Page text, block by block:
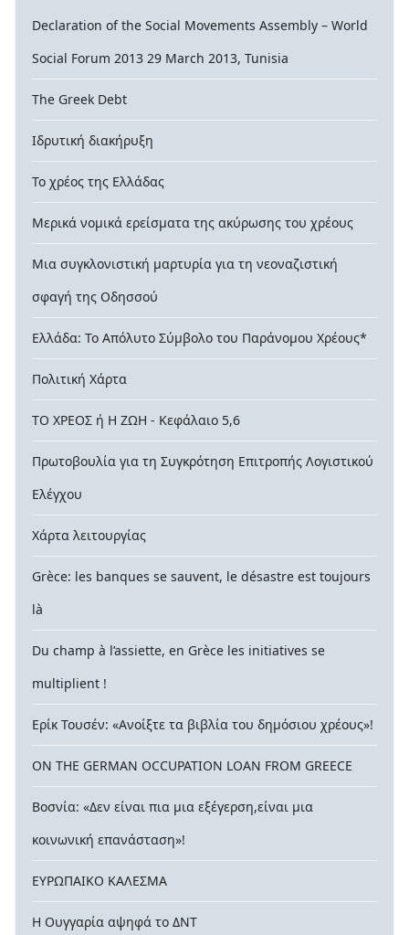
Declaration of the Social Movements Assembly – World
Social Forum 2013 29 March 2013, Tunisia
The Greek Debt
Ιδρυτική διακήρυξη
Το χρέος της Ελλάδας
Μερικά νομικά ερείσματα της ακύρωσης του χρέους
Μια συγκλονιστική μαρτυρία για τη νεοναζιστική
σφαγή της Οδησσού
Ελλάδα: Το Απόλυτο Σύμβολο του Παράνομου Χρέους*
Πολιτική Χάρτα
ΤΟ ΧΡΕΟΣ ή Η ΖΩΗ - Κεφάλαιο 5,6
Πρωτοβουλία για τη Συγκρότηση Επιτροπής Λογιστικού
Ελέγχου
Χάρτα λειτουργίας
Grèce: les banques se sauvent, le désastre est toujours
là
Du champ à l’assiette, en Grèce les initiatives se
multiplient !
Ερίκ Τουσέν: «Ανοίξτε τα βιβλία του δημόσιου χρέους»!
ON THE GERMAN OCCUPATION LOAN FROM GREECE
Βοσνία: «Δεν είναι πια μια εξέγερση,είναι μια
κοινωνική επανάσταση»!
ΕΥΡΩΠΑΙΚΟ ΚΑΛΕΣΜΑ
Η Ουγγαρία αψηφά το ΔΝΤ